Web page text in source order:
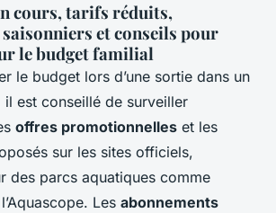
cours, tarifs réduits,
et conseils pour
le budget familial
le budget lors d’une sortie dans un
il est conseillé de surveiller
offres promotionnelles et les
sur les sites officiels,
des parcs aquatiques comme
Les abonnements